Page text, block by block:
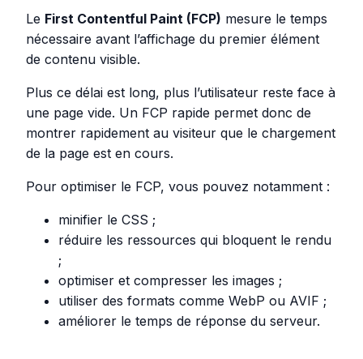
Le First Contentful Paint (FCP) mesure le temps
nécessaire avant l’affichage du premier élément
de contenu visible.
Plus ce délai est long, plus l’utilisateur reste face à
une page vide. Un FCP rapide permet donc de
montrer rapidement au visiteur que le chargement
de la page est en cours.
Pour optimiser le FCP, vous pouvez notamment :
minifier le CSS ;
réduire les ressources qui bloquent le rendu
;
optimiser et compresser les images ;
utiliser des formats comme WebP ou AVIF ;
améliorer le temps de réponse du serveur.